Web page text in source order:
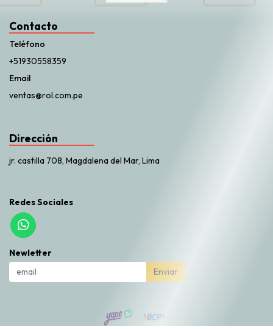
Contacto
Teléfono
+51930558359
Email
ventas@rol.com.pe
Dirección
jr. castilla 708, Magdalena del Mar, Lima
Redes Sociales
Newletter
Enviar